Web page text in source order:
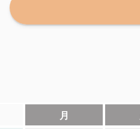
月